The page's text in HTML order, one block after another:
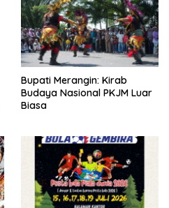
Bupati Merangin: Kirab
Budaya Nasional PKJM Luar
Biasa